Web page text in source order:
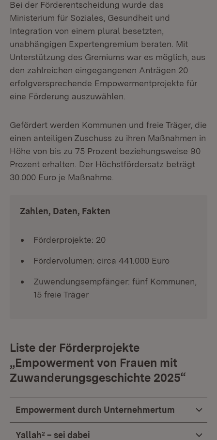
Bei der Förderentscheidung wurde das
Ministerium für Soziales, Gesundheit und
Integration von einem plural besetzten,
unabhängigen Expertengremium beraten. Mit
Unterstützung des Gremiums war es möglich, aus
den zahlreichen eingegangenen Anträgen 20
erfolgversprechende Empowermentprojekte für
eine Förderung auszuwählen.
Gefördert werden Kommunen und freie Träger, die
einen anteiligen Zuschuss zu ihren Maßnahmen in
Höhe von bis zu 75 Prozent beziehungsweise 90
Prozent erhalten. Der Höchstfördersatz beträgt
30.000 Euro je Maßnahme.
Zahlen, Daten, Fakten
Förderprojekte: 20
Fördervolumen: circa 441.000 Euro
Zuwendungsempfänger: fünf Kommunen,
15 freie Träger
Liste der Förderprojekte
„Empowerment von Frauen mit
Zuwanderungsgeschichte 2025“
Empowerment durch Unternehmertum
Yallah² – sei dabei